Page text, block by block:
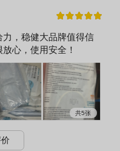
，稳健大品牌值得信
心，使用安全！
共5张